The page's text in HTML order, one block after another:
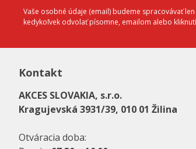
Vaše osobné údaje (email) budeme spracovávať
kedykoľvek odvolať písomne, emailom alebo
Kontakt
AKCES SLOVAKIA, s.r.o.
Kragujevská 3931/39, 010 01 Žilina
Otváracia doba: